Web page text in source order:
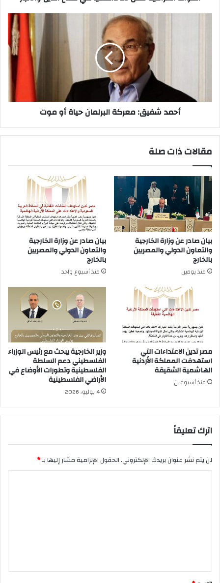
أحمد شفيق: معركة البرلمان حياة أو موت
مقالات ذات صلة
بيان صادر عن وزارة الخارجية
والتعاون الدولي والمصريين
بالخارج
منذ يومين
بيان صادر عن وزارة الخارجية
والتعاون الدولي والمصريين
بالخارج
منذ أسبوع واحد
مصر تدين الاعتداءات التي
استهدفت المملكة الأردنية
الهاشمية الشقيقة
منذ أسبوعين
وزير الخارجية يبحث مع رئيس الوزراء
الفلسطيني دعم السلطة
الفلسطينية وتطورات الأوضاع في
الأراضي الفلسطينية
4 يوليو، 2026
اترك تعليقاً
لن يتم نشر عنوان بريدك الإلكتروني.الحقول الإلزامية مشار إليها بـ*